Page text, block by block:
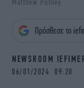
iBOOKS
OSCARS
NEWSLETTER
Matthew Putney
Πρόσθεσε το
NEWSROOM
06/01/2024 09:20